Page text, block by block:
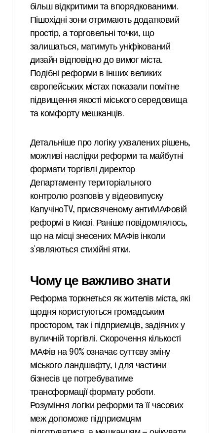
більш відкритими та впорядкованими.
Пішохідні зони отримають додатковий
простір, а торговельні точки, що
залишаться, матимуть уніфікований
дизайн відповідно до вимог міста.
Подібні реформи в інших великих
європейських містах показали помітне
підвищення якості міського середовища
та комфорту мешканців.
Детальніше про логіку ухвалених рішень,
можливі наслідки реформи та майбутні
формати торгівлі директор
Департаменту територіального
контролю розповів у відеовипуску
КапучіноTV, присвяченому антиМАФовій
реформі в Києві. Раніше повідомлялось,
що на місці знесених МАФів інколи
з’являються стихійні ятки.
Чому це важливо знати
Реформа торкнеться як жителів міста, які
щодня користуються громадським
простором, так і підприємців, задіяних у
вуличній торгівлі. Скорочення кількості
МАФів на 90% означає суттєву зміну
міського ландшафту, і для частини
бізнесів це потребуватиме
трансформації формату роботи.
Розуміння логіки реформи та її часових
меж допоможе підприємцям